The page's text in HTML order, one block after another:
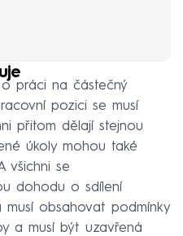
práci na částečný
pozici se musí
přitom dělají stejnou
úkoly mohou také
všichni se
dohodu o sdílení
musí obsahovat podmínky
a musí být uzavřená